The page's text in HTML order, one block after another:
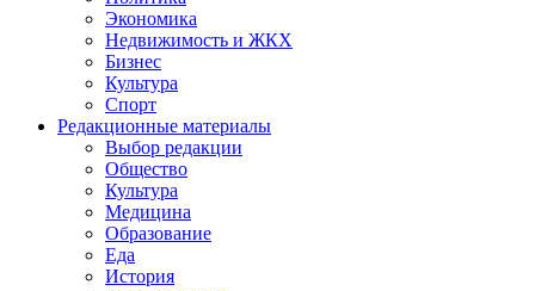
Экономика
Недвижимость и ЖКХ
Бизнес
Культура
Спорт
Редакционные материалы
Выбор редакции
Общество
Культура
Медицина
Образование
Еда
История